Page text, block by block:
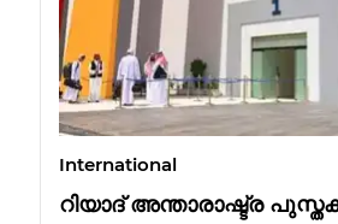
International
റിയാദ് അന്താരാഷ്ട്ര